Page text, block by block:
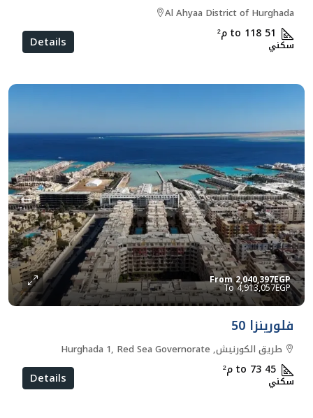
Al Ahyaa District of Hurghada
51 to 118 م²
سكني Details
From2,040,397EGP
4,913,057EGP
فلورينزا 50
طريق الكورنيش, Hurghada 1, Red Sea Governorate
45 to 73 م²
سكني Details